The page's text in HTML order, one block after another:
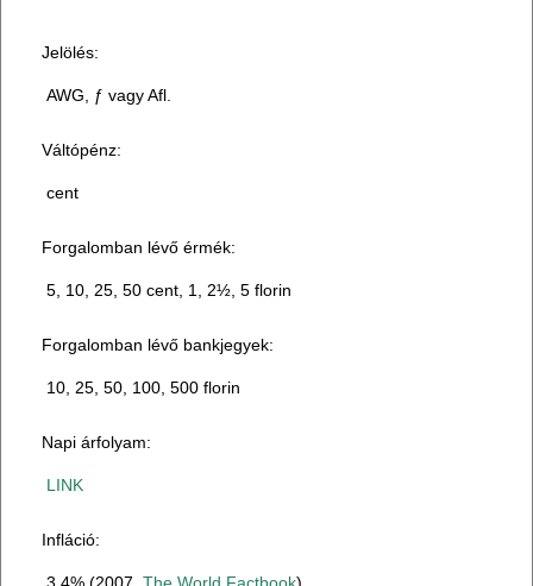
Jelölés:
AWG, ƒ vagy Afl.
Váltópénz:
cent
Forgalomban lévő érmék:
5, 10, 25, 50 cent, 1, 2½, 5 florin
Forgalomban lévő bankjegyek:
10, 25, 50, 100, 500 florin
Napi árfolyam:
LINK
Infláció: